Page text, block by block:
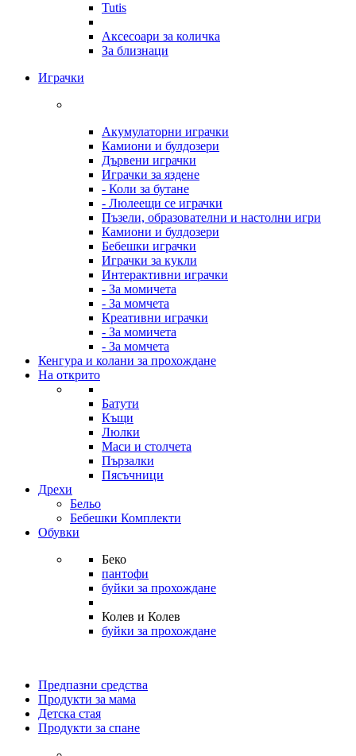
Tutis
Аксесоари за количка
За близнаци
Играчки
Акумулаторни играчки
Камиони и булдозери
Дървени играчки
Играчки за яздене
- Коли за бутане
- Люлеещи се играчки
Пъзели, образователни и настолни игри
Камиони и булдозери
Бебешки играчки
Играчки за кукли
Интерактивни играчки
- За момичета
- За момчета
Креативни играчки
- За момичета
- За момчета
Кенгура и колани за прохождане
На открито
Батути
Къщи
Люлки
Маси и столчета
Пързалки
Пясъчници
Дрехи
Бельо
Бебешки Комплекти
Обувки
Беко
пантофи
буйки за прохождане
Колев и Колев
буйки за прохождане
Предпазни средства
Продукти за мама
Детска стая
Продукти за спане